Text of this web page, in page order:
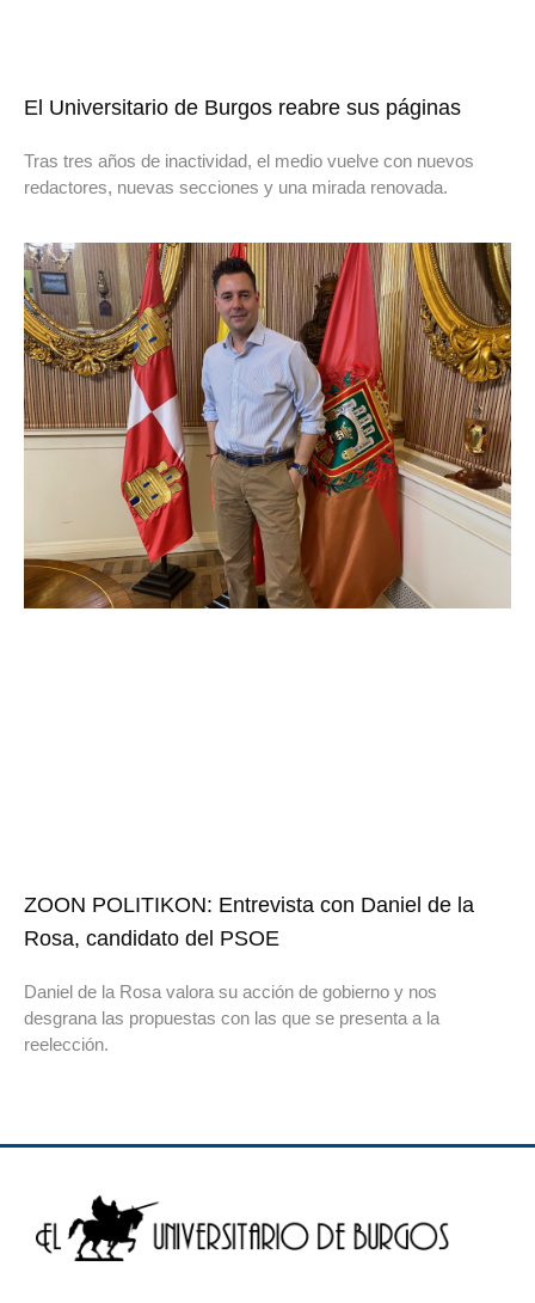
El Universitario de Burgos reabre sus páginas
Tras tres años de inactividad, el medio vuelve con nuevos
redactores, nuevas secciones y una mirada renovada.
ZOON POLITIKON: Entrevista con Daniel de la
Rosa, candidato del PSOE
Daniel de la Rosa valora su acción de gobierno y nos
desgrana las propuestas con las que se presenta a la
reelección.